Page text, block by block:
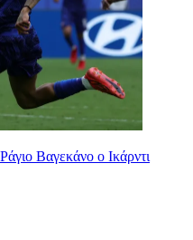
Βαγεκάνο ο Ικάρντι